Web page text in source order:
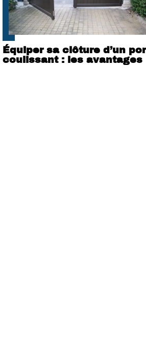
Équiper sa clôture d’un
coulissant : les avantages